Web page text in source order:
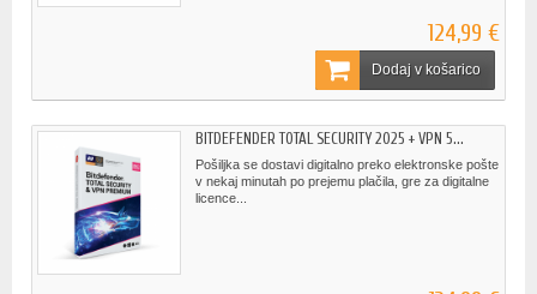
124,99 €
Dodaj v košarico
BITDEFENDER TOTAL SECURITY 2025 + VPN 5...
Pošiljka se dostavi digitalno preko elektronske pošte
v nekaj minutah po prejemu plačila, gre za digitalne
licence...